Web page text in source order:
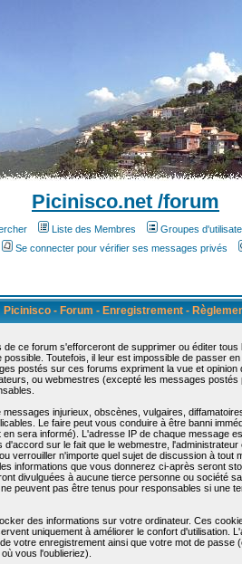
Picinisco.net /forum
Liste des Membres Groupes
Se connecter pour vérifier ses messages privés
Picinisco - Forum - Enregistrement -
de ce forum s'efforceront de supprimer ou éditer
Toutefois, il leur est impossible de passer
postés sur ces forums expriment la vue et
ou webmestres (excepté les messages
injurieux, obscènes, vulgaires,
Le faire peut vous conduire à être banni
sera informé). L'adresse IP de chaque message
sur le fait que le webmestre,
verrouiller n'importe quel sujet de discussion à tout
informations que vous donnerez ci-après seront
divulguées à aucune tierce personne ou société
peuvent pas être tenus pour responsables si une
des informations sur votre ordinateur. Ces
uniquement à améliorer le confort d'utilisation.
votre enregistrement ainsi que votre mot de passe
vous l'oublieriez).